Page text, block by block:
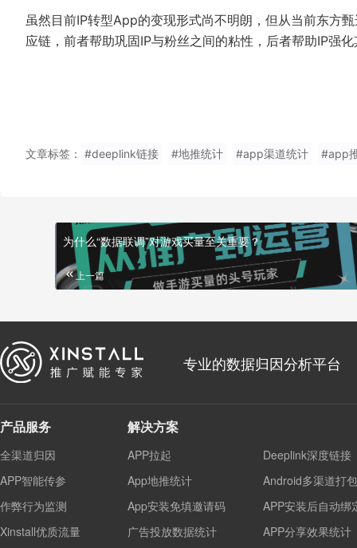
虽然目前IP转型App的变现形式尚不明朗，但从当前东方
应链，前者帮助巩固IP与粉丝之间的粘性，后者帮助IP强
文章标签： #deeplink链接 #地推统计 #app渠道统计 #app
为什么“数据联调”对游戏买量至关重要？
上一篇
专业的数据归因分析平台
产品服务
全渠道归因
APP智能传参
作弊行为监测
Xinstall优质流量
解决方案
APP拉起
Deeplink深度链接
App地推统计
Android多渠道打包
App安装免填邀请码
APP安装后自动绑
广告投放数据统计
APP分享效果统计